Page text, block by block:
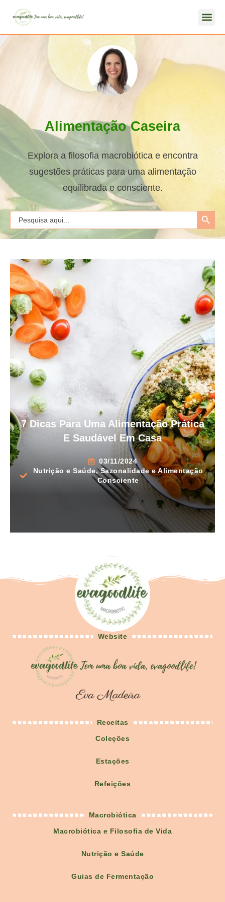
Alimentação Caseira
Explora a filosofia macrobiótica e encontra
sugestões práticas para uma alimentação
equilibrada e consciente.
Search
for:
Search Button
7 Dicas Para Uma Alimentação Prática
E Saudável Em Casa
03/11/2024
Nutrição e Saúde,Sazonalidade e Alimentação
Consciente
Website
Receitas
Coleções
Estações
Refeições
Macrobiótica
Macrobiótica e Filosofia de Vida
Nutrição e Saúde
Guias de Fermentação